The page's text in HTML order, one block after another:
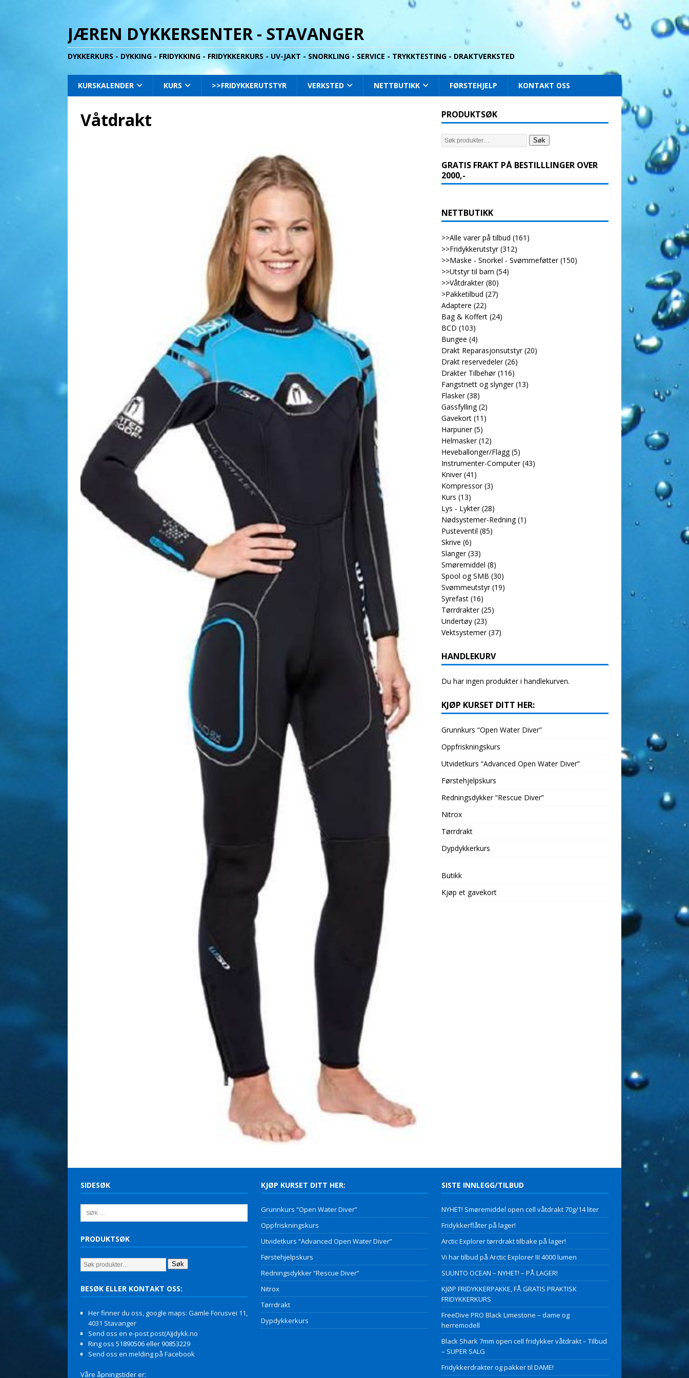
JÆREN DYKKERSENTER - STAVANGER
DYKKERKURS - DYKKING - FRIDYKKING - FRIDYKKERKURS - UV-JAKT - SNORKLING - SERVICE - TRYKKTESTING - DRAKTVERKSTED
KURSKALENDER KURS >>FRIDYKKERUTSTYR VERKSTED NETTBUTIKK FØRSTEHJELP KONTAKT OSS
Våtdrakt PRODUKTSØK
Søk
GRATIS FRAKT PÅ BESTILLLINGER OVER
2000,-
NETTBUTIKK
>>Alle varer på tilbud (161)
>>Fridykkerutstyr (312)
>>Maske - Snorkel - Svømmeføtter (150)
>>Utstyr til barn (54)
>>Våtdrakter (80)
>Pakketilbud (27)
Adaptere (22)
Bag & Koffert (24)
BCD (103)
Bungee (4)
Drakt Reparasjonsutstyr (20)
Drakt reservedeler (26)
Drakter Tilbehør (116)
Fangstnett og slynger (13)
Flasker (38)
Gassfylling (2)
Gavekort (11)
Harpuner (5)
Helmasker (12)
Heveballonger/Flagg (5)
Instrumenter-Computer (43)
Kniver (41)
Kompressor (3)
Kurs (13)
Lys - Lykter (28)
Nødsystemer-Redning (1)
Pusteventil (85)
Skrive (6)
Slanger (33)
Smøremiddel (8)
Spool og SMB (30)
Svømmeutstyr (19)
Syrefast (16)
Tørrdrakter (25)
Undertøy (23)
Vektsystemer (37)
HANDLEKURV
Du har ingen produkter i handlekurven.
KJØP KURSET DITT HER:
Grunnkurs “Open Water Diver”
Oppfriskningskurs
Utvidetkurs “Advanced Open Water Diver”
Førstehjelpskurs
Redningsdykker “Rescue Diver”
Nitrox
Tørrdrakt
Dypdykkerkurs
Butikk
Kjøp et gavekort
SIDESØK
PRODUKTSØK
Søk
BESØK ELLER KONTAKT OSS:
Her finner du oss, google maps: Gamle Forusvei 11,
4031 Stavanger
Send oss en e-post post(A)jdykk.no
Ring oss 51890506 eller 90853229
Send oss en melding på Facebook
Våre åpningstider er:
KJØP KURSET DITT HER:
Grunnkurs “Open Water Diver”
Oppfriskningskurs
Utvidetkurs “Advanced Open Water Diver”
Førstehjelpskurs
Redningsdykker “Rescue Diver”
Nitrox
Tørrdrakt
Dypdykkerkurs
SISTE INNLEGG/TILBUD
NYHET! Smøremiddel open cell våtdrakt 70g/14 liter
Fridykkerflåter på lager!
Arctic Explorer tørrdrakt tilbake på lager!
Vi har tilbud på Arctic Explorer III 4000 lumen
SUUNTO OCEAN – NYHET! – PÅ LAGER!
KJØP FRIDYKKERPAKKE, FÅ GRATIS PRAKTISK
FRIDYKKERKURS
FreeDive PRO Black Limestone – dame og
herremodell
Black Shark 7mm open cell fridykker våtdrakt – Tilbud
– SUPER SALG
Fridykkerdrakter og pakker til DAME!